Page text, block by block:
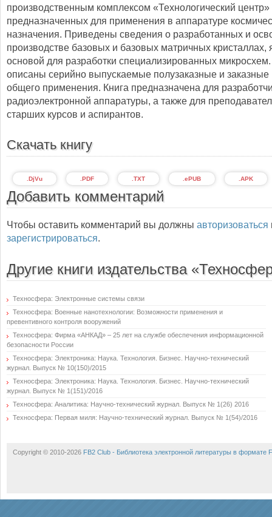
производственным комплексом «Технологический центр»
предназначенных для применения в аппаратуре
назначения. Приведены сведения о разработанных и
производстве базовых и базовых матричных
основой для разработки специализированных
описаны серийно выпускаемые полузаказные и
общего применения. Книга предназначена для
радиоэлектронной аппаратуры, а также для
старших курсов и аспирантов.
Скачать книгу
.APK
.ePUB
.TXT
.PDF
.DjVu
Добавить комментарий
Чтобы оставить комментарий вы должны авторизоваться
зарегистрироваться.
Другие книги издательства
Техносфера: Электронные системы связи
Техносфера: Военные нанотехнологии: Возможности применения и
превентивного контроля вооружений
Техносфера: Фирма «АНКАД» – 25 лет на службе обеспечения информационной
безопасности России
Техносфера: Электроника: Наука. Технология. Бизнес. Научно-технический
журнал. Выпуск № 10(150)/2015
Техносфера: Электроника: Наука. Технология. Бизнес. Научно-технический
журнал. Выпуск № 1(151)/2016
Техносфера: Аналитика: Научно-технический журнал. Выпуск № 1(26) 2016
Техносфера: Первая миля: Научно-технический журнал. Выпуск № 1(54)/2016
Copyright © 2010-2026 FB2 Club - Библиотека электронной литературы в формате